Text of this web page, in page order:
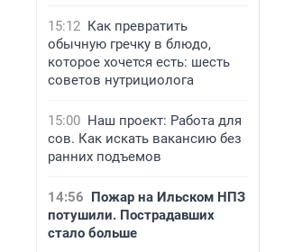
15:12 Как превратить
обычную гречку в блюдо,
которое хочется есть: шесть
советов нутрициолога
15:00 Наш проект: Работа для
сов. Как искать вакансию без
ранних подъемов
14:56 Пожар на Ильском НПЗ
потушили. Пострадавших
стало больше